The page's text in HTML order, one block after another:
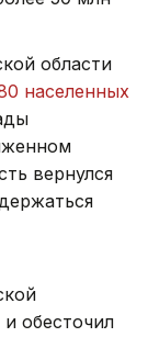
области
населенных
вернулся
обесточил